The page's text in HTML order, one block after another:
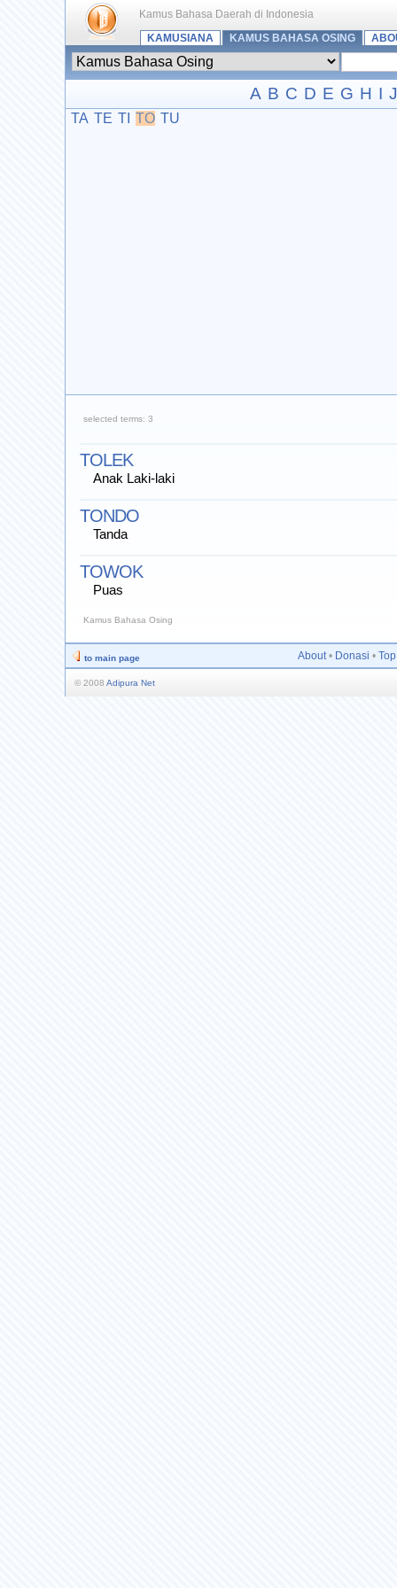
Kamus Bahasa Daerah di Indonesia
KAMUSIANA
KAMUS BAHASA OSING
A B C D E G H I J
TA TE TI TO TU
selected terms: 3
TOLEK
Anak Laki-laki
TONDO
Tanda
TOWOK
Puas
Kamus Bahasa Osing
to main page About• Donasi •
© 2008 Adipura Net